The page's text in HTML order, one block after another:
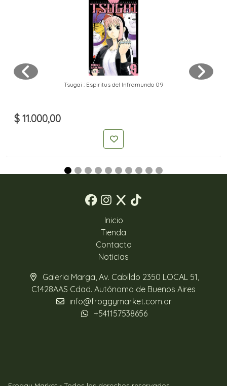
Tsugai : Espiritus del Inframundo 09
$ 11.000,00
Inicio
Tienda
Contacto
Noticias
Galeria Marga, Av. Cabildo 2350 LOCAL 51,
C1428AAS Cdad. Autónoma de Buenos Aires
info@froggymarket.com.ar
+541157538656